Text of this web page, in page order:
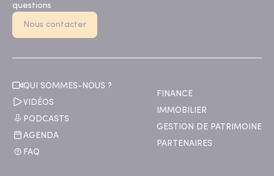
questions
Nous contacter
QUI SOMMES-NOUS ?
VIDÉOS
PODCASTS
AGENDA
FAQ
FINANCE
IMMOBILIER
GESTION DE PATRIMOINE
PARTENAIRES